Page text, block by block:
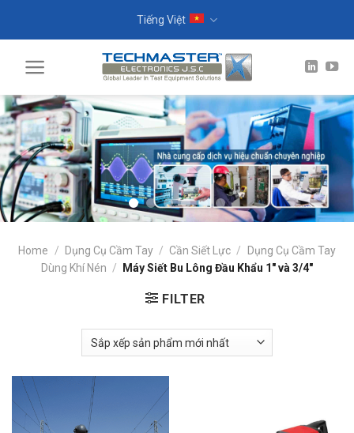
Tiếng Việt
Home / Dụng Cụ Cầm Tay / Cần Siết Lực /
Dụng Cụ Cầm Tay
Dùng Khí Nén / Máy Siết Bu Lông Đầu Khẩu 1" và 3/4"
FILTER